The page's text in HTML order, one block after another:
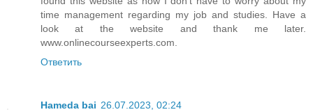
time management regarding my job and studies. Have a
look at the website and thank me later.
www.onlinecourseexperts.com.
Ответить
Hameda bai 26.07.2023, 02:24